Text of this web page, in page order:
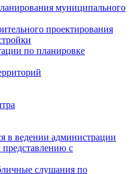
муниципального
проектирования
по планировке
в ведении администрации
с
слушания по